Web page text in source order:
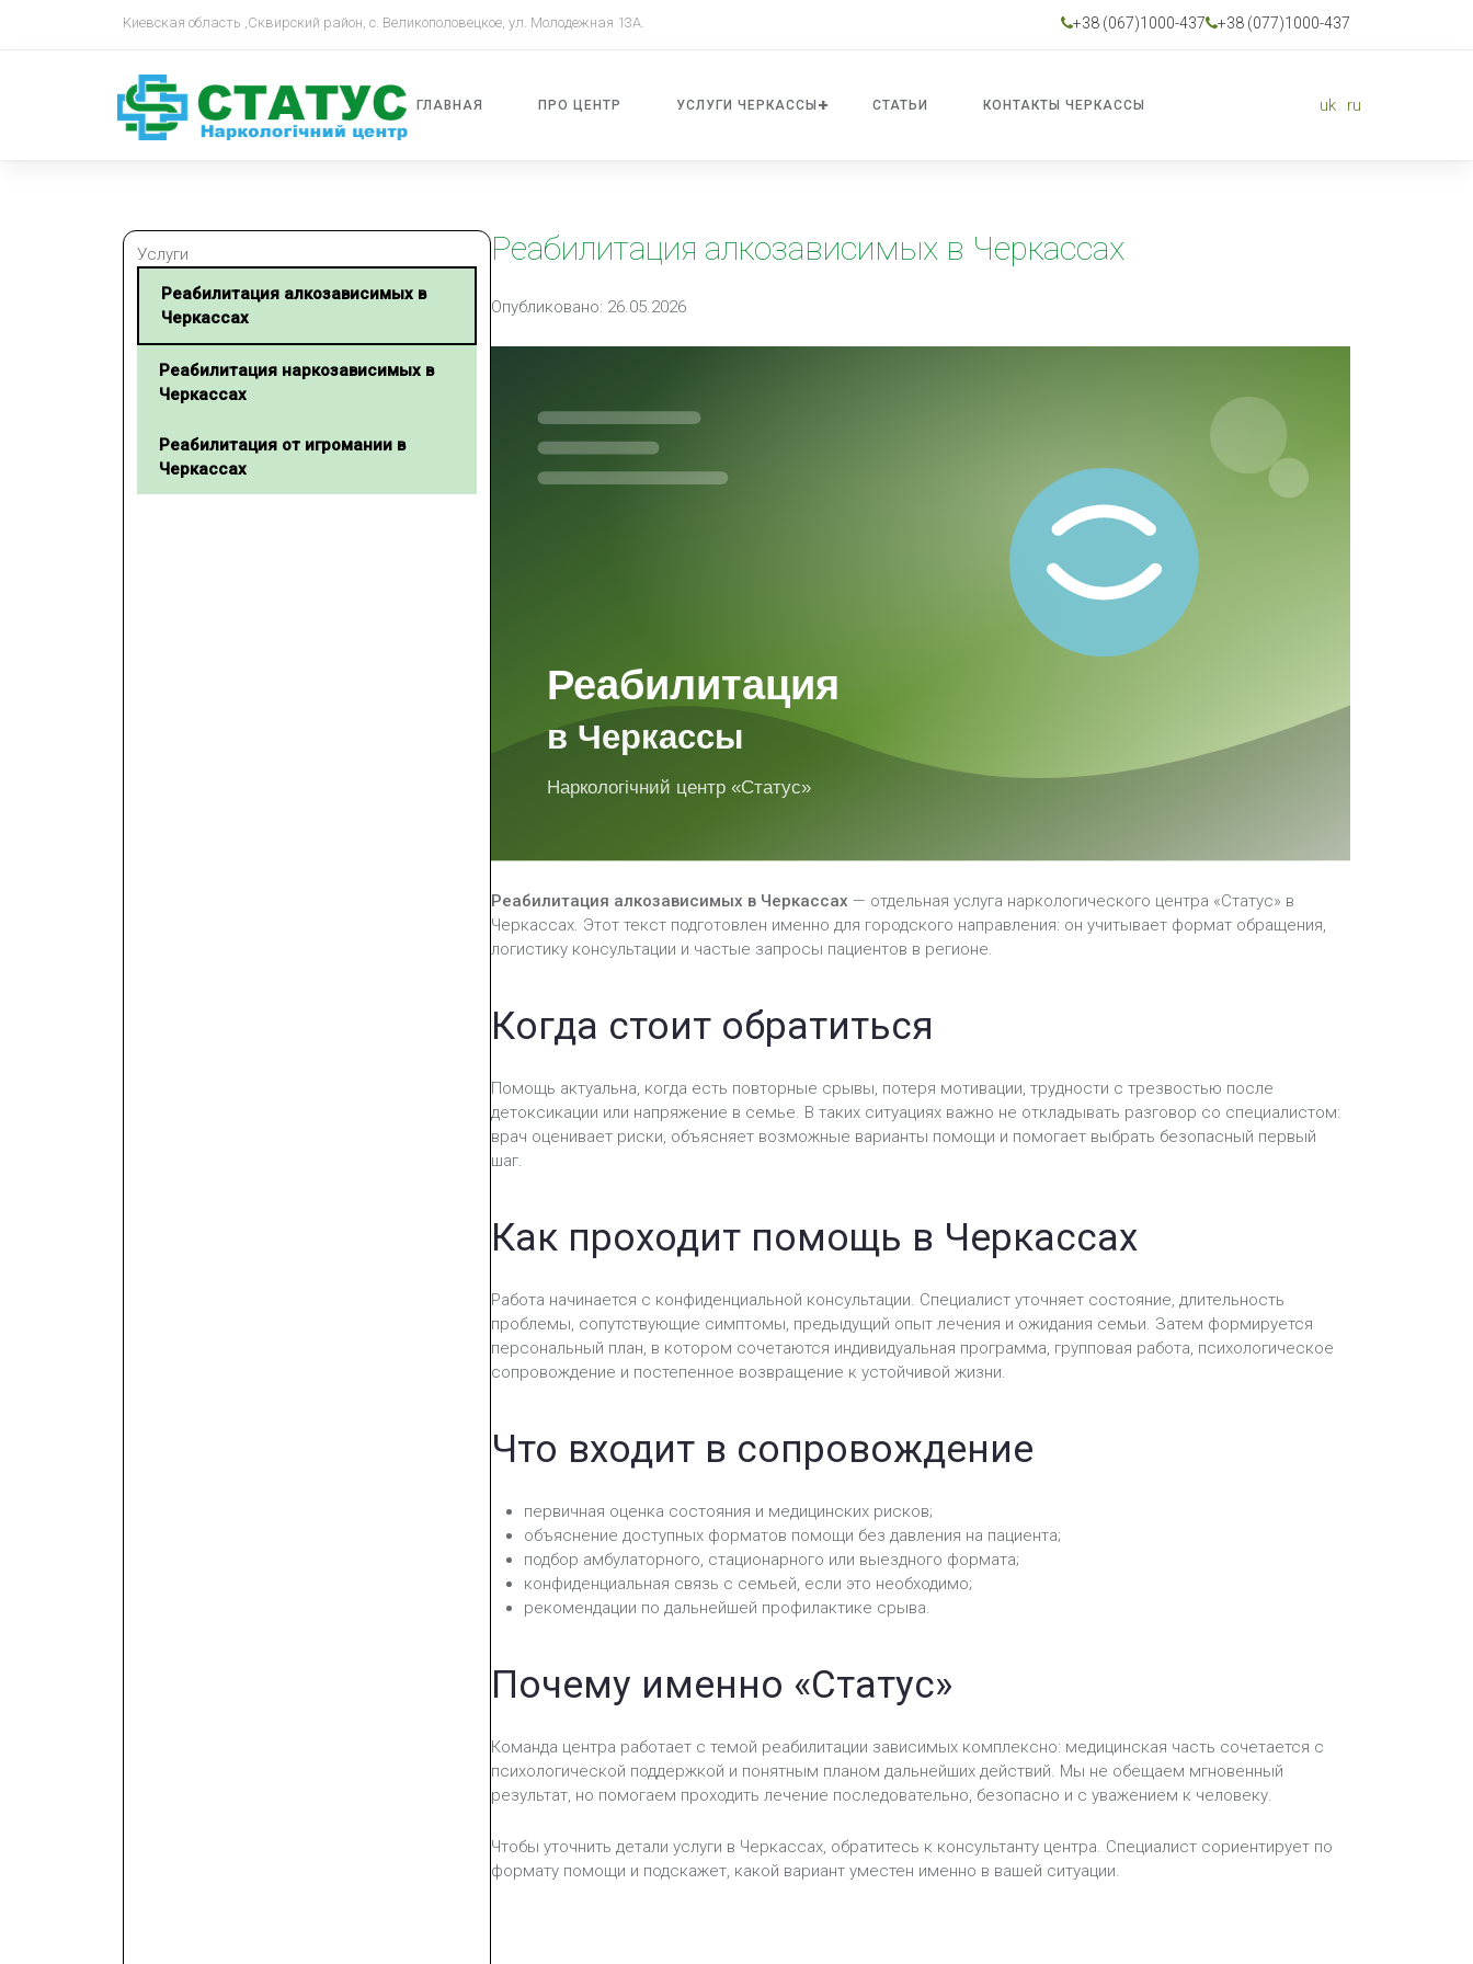
Киевская область ,Сквирский район, с. Великополовецкое, ул. Молодежная 13А. +38 (067)1000-437 +38 (077)1000-437
ГЛАВНАЯ ПРО ЦЕНТР УСЛУГИ ЧЕРКАССЫ СТАТЬИ КОНТАКТЫ ЧЕРКАССЫ uk ru
Услуги
Реабилитация алкозависимых в
Черкассах
Реабилитация наркозависимых в
Черкассах
Реабилитация от игромании в
Черкассах
Реабилитация алкозависимых в Черкассах
Опубликовано: 26.05.2026
Реабилитация алкозависимых в Черкассах — отдельная услуга наркологического центра «Статус» в
Черкассах. Этот текст подготовлен именно для городского направления: он учитывает формат обращения,
логистику консультации и частые запросы пациентов в регионе.
Когда стоит обратиться
Помощь актуальна, когда есть повторные срывы, потеря мотивации, трудности с трезвостью после
детоксикации или напряжение в семье. В таких ситуациях важно не откладывать разговор со специалистом:
врач оценивает риски, объясняет возможные варианты помощи и помогает выбрать безопасный первый
шаг.
Как проходит помощь в Черкассах
Работа начинается с конфиденциальной консультации. Специалист уточняет состояние, длительность
проблемы, сопутствующие симптомы, предыдущий опыт лечения и ожидания семьи. Затем формируется
персональный план, в котором сочетаются индивидуальная программа, групповая работа, психологическое
сопровождение и постепенное возвращение к устойчивой жизни.
Что входит в сопровождение
первичная оценка состояния и медицинских рисков;
объяснение доступных форматов помощи без давления на пациента;
подбор амбулаторного, стационарного или выездного формата;
конфиденциальная связь с семьей, если это необходимо;
рекомендации по дальнейшей профилактике срыва.
Почему именно «Статус»
Команда центра работает с темой реабилитации зависимых комплексно: медицинская часть сочетается с
психологической поддержкой и понятным планом дальнейших действий. Мы не обещаем мгновенный
результат, но помогаем проходить лечение последовательно, безопасно и с уважением к человеку.
Чтобы уточнить детали услуги в Черкассах, обратитесь к консультанту центра. Специалист сориентирует по
формату помощи и подскажет, какой вариант уместен именно в вашей ситуации.